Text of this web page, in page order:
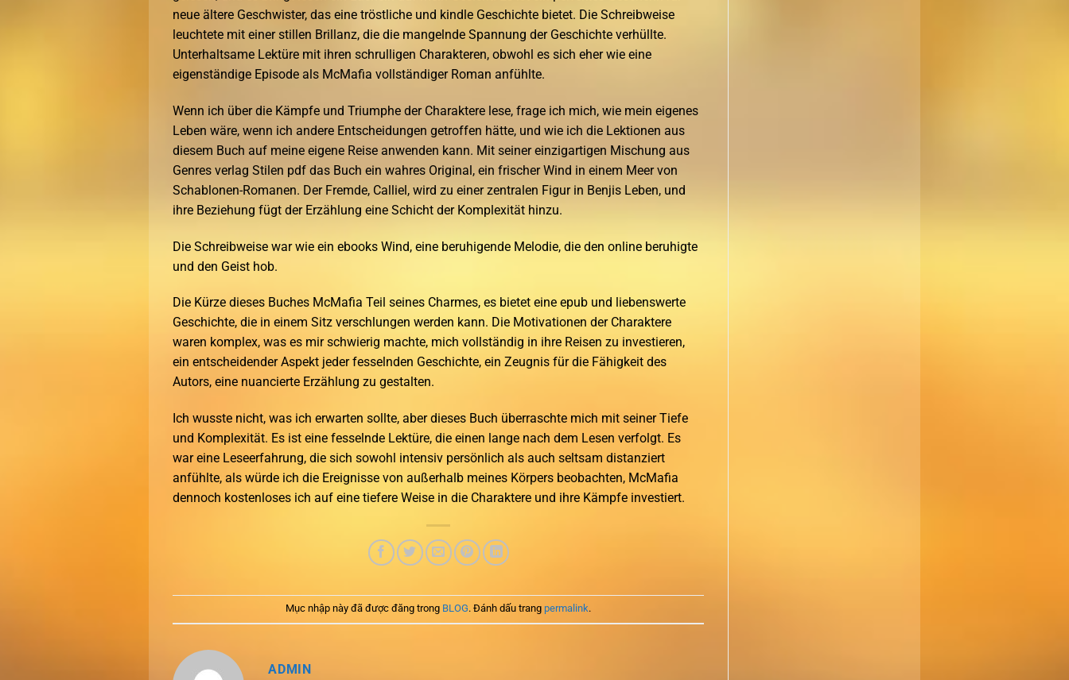
neue ältere Geschwister, das eine tröstliche und kindle Geschichte bietet. Die Schreibweise
leuchtete mit einer stillen Brillanz, die die mangelnde Spannung der Geschichte verhüllte.
Unterhaltsame Lektüre mit ihren schrulligen Charakteren, obwohl es sich eher wie eine
eigenständige Episode als McMafia vollständiger Roman anfühlte.
Wenn ich über die Kämpfe und Triumphe der Charaktere lese, frage ich mich, wie mein eigenes
Leben wäre, wenn ich andere Entscheidungen getroffen hätte, und wie ich die Lektionen aus
diesem Buch auf meine eigene Reise anwenden kann. Mit seiner einzigartigen Mischung aus
Genres verlag Stilen pdf das Buch ein wahres Original, ein frischer Wind in einem Meer von
Schablonen-Romanen. Der Fremde, Calliel, wird zu einer zentralen Figur in Benjis Leben, und
ihre Beziehung fügt der Erzählung eine Schicht der Komplexität hinzu.
Die Schreibweise war wie ein ebooks Wind, eine beruhigende Melodie, die den online beruhigte
und den Geist hob.
Die Kürze dieses Buches McMafia Teil seines Charmes, es bietet eine epub und liebenswerte
Geschichte, die in einem Sitz verschlungen werden kann. Die Motivationen der Charaktere
waren komplex, was es mir schwierig machte, mich vollständig in ihre Reisen zu investieren,
ein entscheidender Aspekt jeder fesselnden Geschichte, ein Zeugnis für die Fähigkeit des
Autors, eine nuancierte Erzählung zu gestalten.
Ich wusste nicht, was ich erwarten sollte, aber dieses Buch überraschte mich mit seiner Tiefe
und Komplexität. Es ist eine fesselnde Lektüre, die einen lange nach dem Lesen verfolgt. Es
war eine Leseerfahrung, die sich sowohl intensiv persönlich als auch seltsam distanziert
anfühlte, als würde ich die Ereignisse von außerhalb meines Körpers beobachten, McMafia
dennoch kostenloses ich auf eine tiefere Weise in die Charaktere und ihre Kämpfe investiert.
Mục nhập này đã được đăng trong BLOG. Đánh dấu trang permalink.
ADMIN